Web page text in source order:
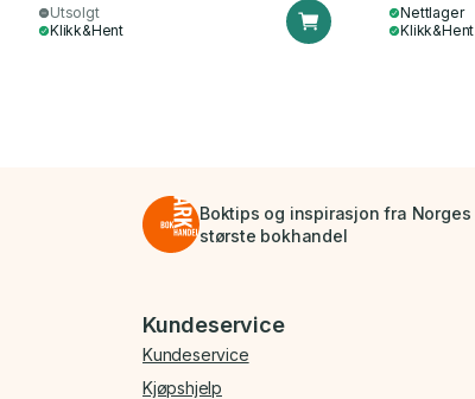
Utsolgt
Klikk&Hent
Nettlager
Klikk&Hent
Boktips og inspirasjon fra Norges
største bokhandel
Bunnmeny
Kundeservice
Kundeservice
Kjøpshjelp